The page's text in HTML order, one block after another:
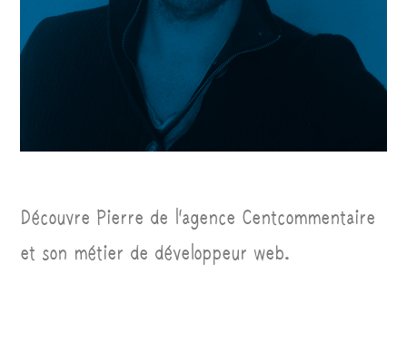
Découvre Pierre de l’agence Centcommentaire
et son métier de développeur web.